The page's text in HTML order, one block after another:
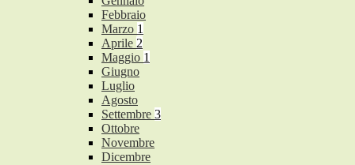
Febbraio
Marzo 1
Aprile 2
Maggio 1
Giugno
Luglio
Agosto
Settembre 3
Ottobre
Novembre
Dicembre